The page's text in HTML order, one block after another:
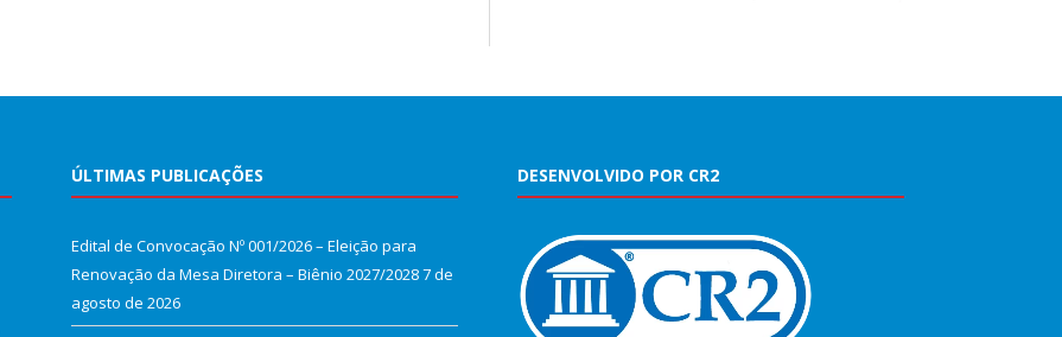
ÚLTIMAS PUBLICAÇÕES
Edital de Convocação Nº 001/2026 – Eleição para
Renovação da Mesa Diretora – Biênio 2027/20287 de
agosto de 2026
DESENVOLVIDO POR CR2